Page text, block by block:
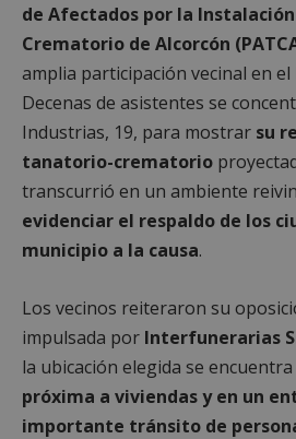
de Afectados por la
Crematorio de Alcorcón
amplia participación vecinal en
Decenas de asistentes se
Industrias, 19, para mostrar su
tanatorio-crematorio
transcurrió en un ambiente
evidenciar el respaldo de los
municipio a la causa.
Los vecinos reiteraron su
impulsada por Interfunerarias
la ubicación elegida se encuentra
próxima a viviendas y en un
importante tránsito de